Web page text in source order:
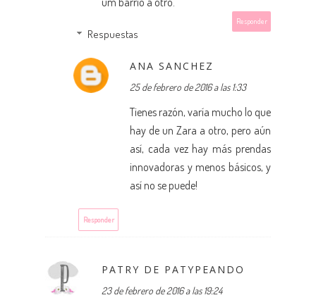
Responder
Respuestas
ANA SANCHEZ
25 de febrero de 2016 a las 1:33
Tienes razón, varía mucho lo que
hay de un Zara a otro, pero aún
así, cada vez hay más prendas
innovadoras y menos básicos, y
así no se puede!
Responder
PATRY DE PATYPEANDO
23 de febrero de 2016 a las 19:24